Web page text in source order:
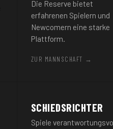
Die Reserve bietet
erfahrenen Spielern und
Newcomern eine starke
Plattform.
ZUR MANNSCHAFT →
SCHIEDSRICHTER
Spiele